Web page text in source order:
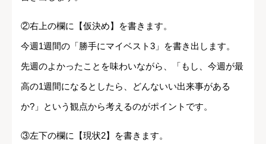
②右上の欄に【仮決め】を書きます。
今週1週間の「勝手にマイベスト3」を書き出します。
先週のよかったことを味わいながら、「もし、今週が最
高の1週間になるとしたら、どんないい出来事がある
か?」という観点から考えるのがポイントです。
③左下の欄に【現状2】を書きます。